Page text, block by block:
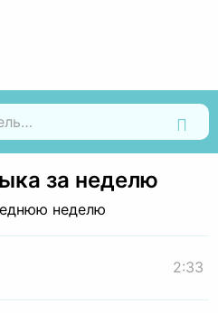
за неделю
неделю
2:33